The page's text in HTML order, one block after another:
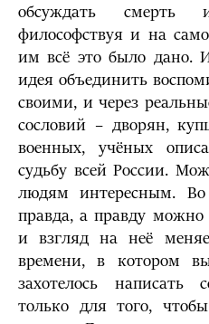
обсуждать смерть
философствуя и на
им всё это было дано.
идея объединить
своими, и через
сословий – дворян,
военных, учёных
судьбу всей России.
людям интересным.
правда, а правду можно
и взгляд на неё
времени, в котором
захотелось
только для того,